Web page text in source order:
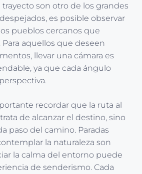
trayecto son otro de los grandes
es posible observar
pueblos cercanos que
Para aquellos que deseen
llevar una cámara es
ya que cada ángulo
recordar que la ruta al
de alcanzar el destino, sino
paso del camino. Paradas
la naturaleza son
la calma del entorno puede
de senderismo. Cada